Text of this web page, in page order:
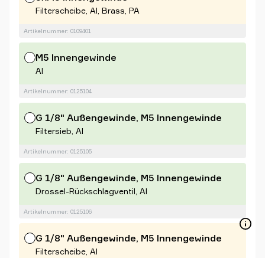
Filterscheibe, Al, Brass, PA
Artikelnummer: 0109401
M5 Innengewinde
Al
Artikelnummer: 0125104
G 1/8" Außengewinde, M5 Innengewinde
Filtersieb, Al
Artikelnummer: 0125105
G 1/8" Außengewinde, M5 Innengewinde
Drossel-Rückschlagventil, Al
Artikelnummer: 0125106
G 1/8" Außengewinde, M5 Innengewinde
Filterscheibe, Al